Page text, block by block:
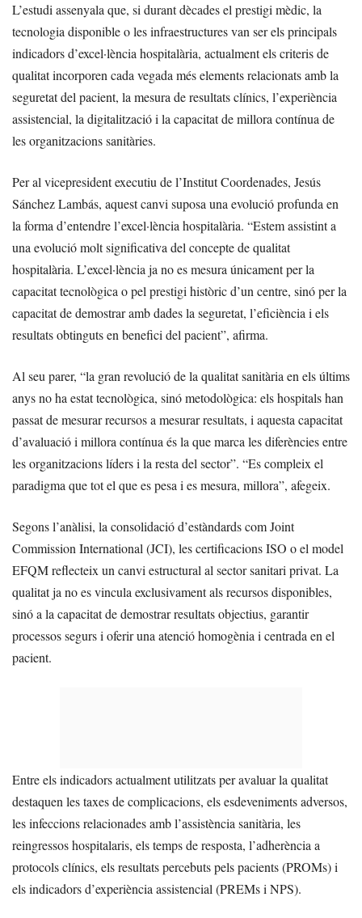
L’estudi assenyala que, si durant dècades el prestigi mèdic, la
tecnologia disponible o les infraestructures van ser els principals
indicadors d’excel·lència hospitalària, actualment els criteris de
qualitat incorporen cada vegada més elements relacionats amb la
seguretat del pacient, la mesura de resultats clínics, l’experiència
assistencial, la digitalització i la capacitat de millora contínua de
les organitzacions sanitàries.
Per al vicepresident executiu de l’Institut Coordenades, Jesús
Sánchez Lambás, aquest canvi suposa una evolució profunda en
la forma d’entendre l’excel·lència hospitalària. “Estem assistint a
una evolució molt significativa del concepte de qualitat
hospitalària. L’excel·lència ja no es mesura únicament per la
capacitat tecnològica o pel prestigi històric d’un centre, sinó per la
capacitat de demostrar amb dades la seguretat, l’eficiència i els
resultats obtinguts en benefici del pacient”, afirma.
Al seu parer, “la gran revolució de la qualitat sanitària en els últims
anys no ha estat tecnològica, sinó metodològica: els hospitals han
passat de mesurar recursos a mesurar resultats, i aquesta capacitat
d’avaluació i millora contínua és la que marca les diferències entre
les organitzacions líders i la resta del sector”. “Es compleix el
paradigma que tot el que es pesa i es mesura, millora”, afegeix.
Segons l’anàlisi, la consolidació d’estàndards com Joint
Commission International (JCI), les certificacions ISO o el model
EFQM reflecteix un canvi estructural al sector sanitari privat. La
qualitat ja no es vincula exclusivament als recursos disponibles,
sinó a la capacitat de demostrar resultats objectius, garantir
processos segurs i oferir una atenció homogènia i centrada en el
pacient.
Entre els indicadors actualment utilitzats per avaluar la qualitat
destaquen les taxes de complicacions, els esdeveniments adversos,
les infeccions relacionades amb l’assistència sanitària, les
reingressos hospitalaris, els temps de resposta, l’adherència a
protocols clínics, els resultats percebuts pels pacients (PROMs) i
els indicadors d’experiència assistencial (PREMs i NPS).